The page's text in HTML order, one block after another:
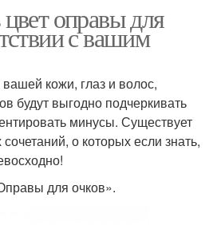
оправы для
с вашим
кожи, глаз и волос,
будут выгодно подчеркивать
минусы. Существует
о которых если знать,
для очков».